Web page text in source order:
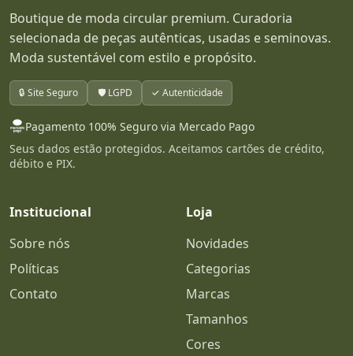
Boutique de moda circular premium. Curadoria
selecionada de peças autênticas, usadas e seminovas.
Moda sustentável com estilo e propósito.
🔒 Site Seguro 🛡️ LGPD ✓ Autenticidade
Pagamento 100% Seguro via Mercado Pago
Seus dados estão protegidos. Aceitamos cartões de crédito,
débito e PIX.
Institucional
Sobre nós
Políticas
Contato
Loja
Novidades
Categorias
Marcas
Tamanhos
Cores